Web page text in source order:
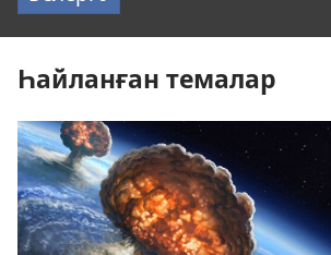
Һайланған темалар